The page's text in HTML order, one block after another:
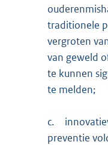
traditionele
vergroten
van geweld
te kunnen
te melden;
c.
preventie